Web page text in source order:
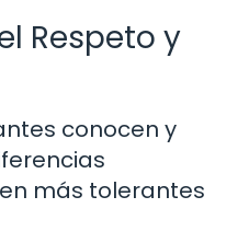
Respeto y
conocen y
más tolerantes